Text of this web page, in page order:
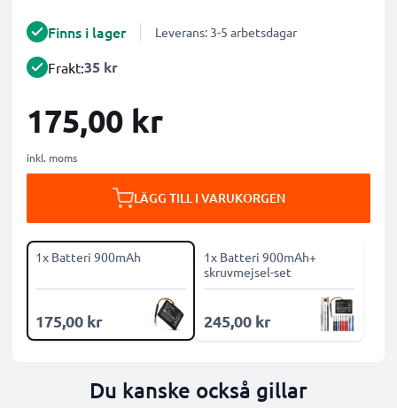
Finns i lager Leverans: 3-5 arbetsdagar
Frakt:35 kr
175,00 kr
inkl. moms
LÄGG TILL I VARUKORGEN
1x Batteri 900mAh
175,00 kr
1x Batteri 900mAh+
skruvmejsel-set
245,00 kr
Du kanske också gillar